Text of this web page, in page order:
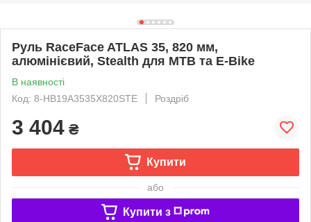
Руль RaceFace ATLAS 35, 820 мм,
алюмінієвий, Stealth для MTB та E-Bike
В наявності
Код: 8-HB19A3535X820STE
Роздріб
3 404 ₴
Купити
або
Купити з